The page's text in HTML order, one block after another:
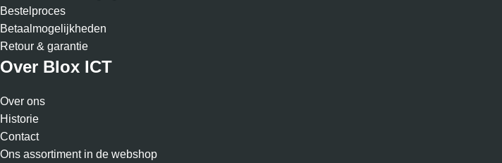
Bestelproces
Betaalmogelijkheden
Retour & garantie
Over Blox ICT
Over ons
Historie
Contact
Ons assortiment in de webshop